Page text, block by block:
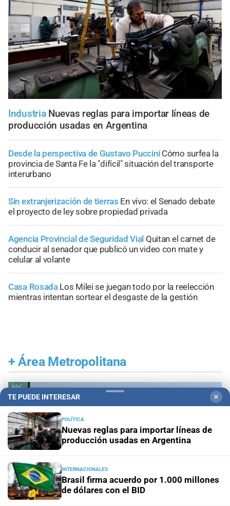
Industria Nuevas reglas para importar líneas de
producción usadas en Argentina
Desde la perspectiva de Gustavo Puccini Cómo surfea la
provincia de Santa Fe la "difícil" situación del transporte
interurbano
Sin extranjerización de tierras En vivo: el Senado debate
el proyecto de ley sobre propiedad privada
Agencia Provincial de Seguridad Vial Quitan el carnet de
conducir al senador que publicó un video con mate y
celular al volante
Casa Rosada Los Milei se juegan todo por la reelección
mientras intentan sortear el desgaste de la gestión
+ Área Metropolitana
TE PUEDE INTERESAR ✕
POLÍTICA
Nuevas reglas para importar líneas de
producción usadas en Argentina
INTERNACIONALES
Brasil firma acuerdo por 1.000 millones
de dólares con el BID